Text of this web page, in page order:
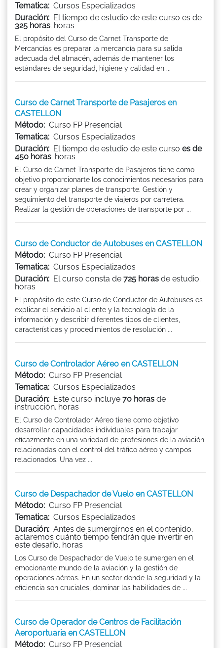
Tematica: Cursos Especializados
Duración: El tiempo de estudio de este curso es de
325 horas. horas
El propósito del Curso de Carnet Transporte de
Mercancías es preparar la mercancía para su salida
adecuada del almacén, además de mantener los
estándares de seguridad, higiene y calidad en ...
Curso de Carnet Transporte de Pasajeros en
CASTELLON
Método: Curso FP Presencial
Tematica: Cursos Especializados
Duración: El tiempo de estudio de este curso es de
450 horas. horas
El Curso de Carnet Transporte de Pasajeros tiene como
objetivo proporcionarte los conocimientos necesarios para
crear y organizar planes de transporte. Gestión y
seguimiento del transporte de viajeros por carretera.
Realizar la gestión de operaciones de transporte por ...
Curso de Conductor de Autobuses en CASTELLON
Método: Curso FP Presencial
Tematica: Cursos Especializados
Duración: El curso consta de 725 horas de estudio.
horas
El propósito de este Curso de Conductor de Autobuses es
explicar el servicio al cliente y la tecnología de la
información y describir diferentes tipos de clientes,
características y procedimientos de resolución ...
Curso de Controlador Aéreo en CASTELLON
Método: Curso FP Presencial
Tematica: Cursos Especializados
Duración: Este curso incluye 70 horas de
instrucción. horas
El Curso de Controlador Aéreo tiene como objetivo
desarrollar capacidades individuales para trabajar
eficazmente en una variedad de profesiones de la aviación
relacionadas con el control del tráfico aéreo y campos
relacionados. Una vez ...
Curso de Despachador de Vuelo en CASTELLON
Método: Curso FP Presencial
Tematica: Cursos Especializados
Duración: Antes de sumergirnos en el contenido,
aclaremos cuánto tiempo tendrán que invertir en
este desafío. horas
Los Curso de Despachador de Vuelo te sumergen en el
emocionante mundo de la aviación y la gestión de
operaciones aéreas. En un sector donde la seguridad y la
eficiencia son cruciales, dominar las habilidades de ...
Curso de Operador de Centros de Facilitación
Aeroportuaria en CASTELLON
Método: Curso FP Presencial